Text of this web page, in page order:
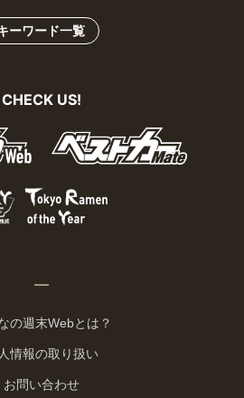
ーワード一覧
CHECK US!
の週末Webとは？
情報の取り扱い
お問い合わせ